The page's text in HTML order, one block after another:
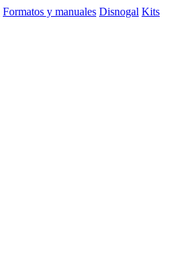
Formatos y manuales Disnogal Kits